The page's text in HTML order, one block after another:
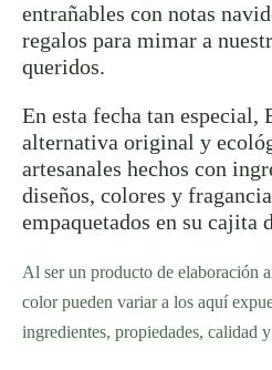
entrañables con notas
regalos para mimar a
queridos.
En esta fecha tan especial,
alternativa original y
artesanales hechos con
diseños, colores y
empaquetados en su cajita
Al ser un producto de elaboración
color pueden variar a los aquí
ingredientes, propiedades, calidad